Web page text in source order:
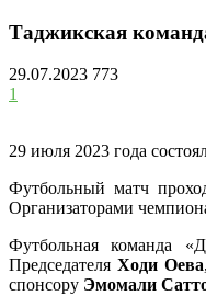
Таджикская
29.07.2023 773
1
29 июля 2023 года
Футбольный матч
Организаторами
Футбольная команда
Председателя Ходи Оева
спонсору Эмомали